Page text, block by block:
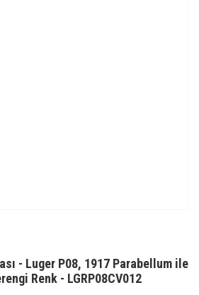
- Luger P08, 1917 Parabellum ile
Renk - LGRP08CV012